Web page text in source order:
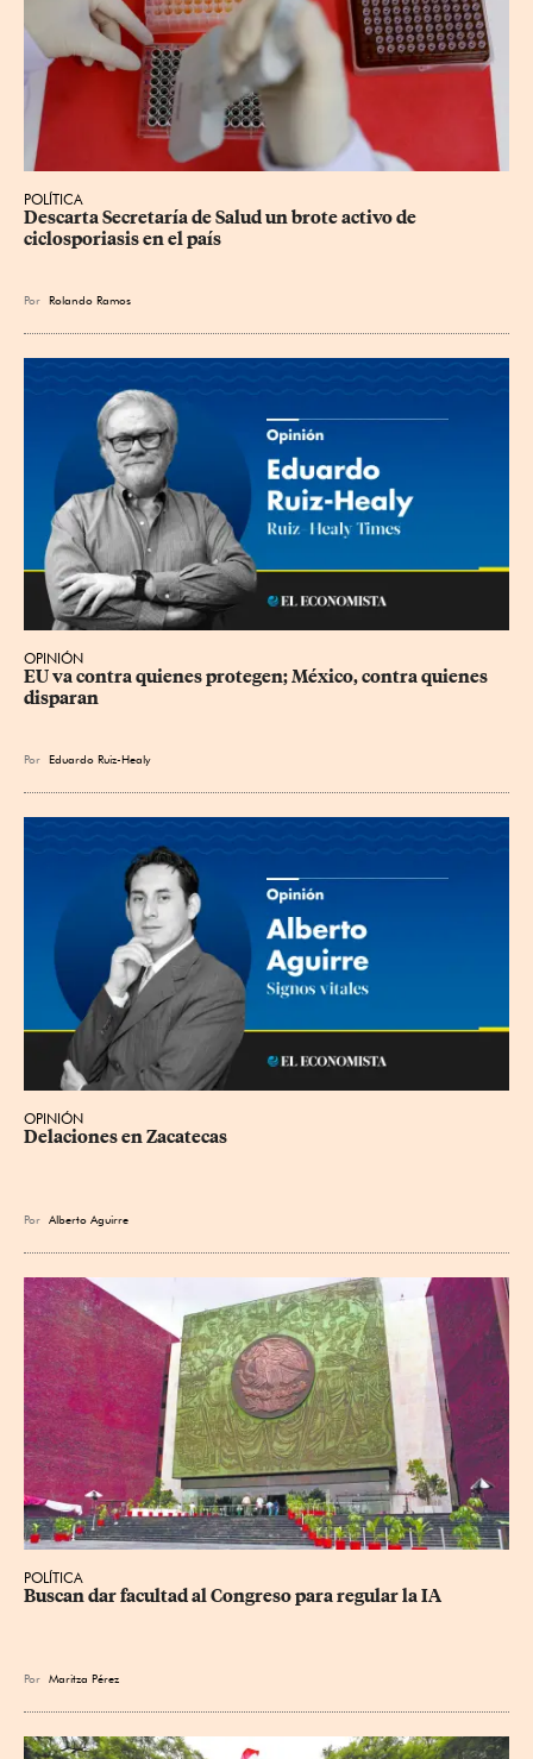
POLÍTICA
Descarta Secretaría de Salud un brote activo de
ciclosporiasis en el país
Por Rolando Ramos
OPINIÓN
EU va contra quienes protegen; México, contra quienes
disparan
Por Eduardo Ruiz-Healy
OPINIÓN
Delaciones en Zacatecas
Por Alberto Aguirre
POLÍTICA
Buscan dar facultad al Congreso para regular la IA
Por Maritza Pérez